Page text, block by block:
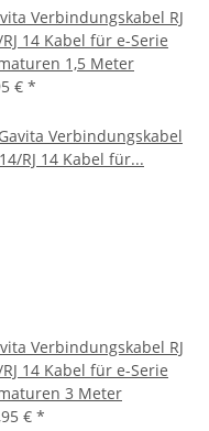
Verbindungskabel RJ
14 Kabel für e-Serie
1,5 Meter
€ *
Verbindungskabel RJ
14 Kabel für e-Serie
3 Meter
€ *